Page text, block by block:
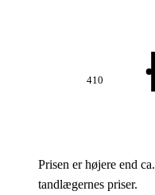
410
Prisen er højere end ca.
tandlægernes priser.